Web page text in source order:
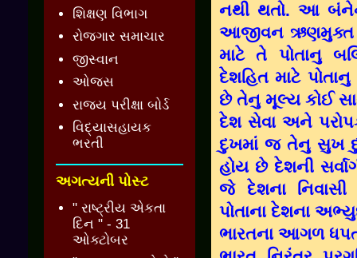
નથી થતો. આ
આજીવન ઋણમુક્ત
માટે તે પોતાનુ
દેશહિત માટે
છે તેનુ મૂલ્ય કોઈ
દેશ સેવા અને
દુખમાં જ તેનુ સુખ
હોય છે દેશની
જે દેશના નિવાસી
પોતાના દેશના
ભારતના આગળ
શિક્ષણ વિભાગ
રોજગાર સમાચાર
જીસ્વાન
ઓજસ
રાજ્ય પરીક્ષા બોર્ડ
વિદ્યાસહાયક
ભરતી
અગત્યની પોસ્ટ
" રાષ્ટ્રીય એકતા
દિન " - 31
ઓક્ટોબર